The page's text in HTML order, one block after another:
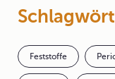
Feststoffe